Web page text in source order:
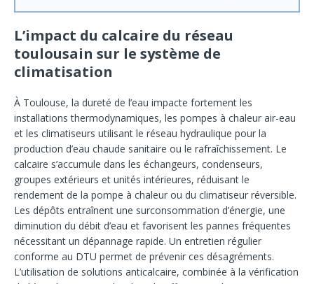
L’impact du calcaire du réseau
toulousain sur le système de
climatisation
À Toulouse, la dureté de l’eau impacte fortement les
installations thermodynamiques, les pompes à chaleur air-eau
et les climatiseurs utilisant le réseau hydraulique pour la
production d’eau chaude sanitaire ou le rafraîchissement. Le
calcaire s’accumule dans les échangeurs, condenseurs,
groupes extérieurs et unités intérieures, réduisant le
rendement de la pompe à chaleur ou du climatiseur réversible.
Les dépôts entraînent une surconsommation d’énergie, une
diminution du débit d’eau et favorisent les pannes fréquentes
nécessitant un dépannage rapide. Un entretien régulier
conforme au DTU permet de prévenir ces désagréments.
L’utilisation de solutions anticalcaire, combinée à la vérification